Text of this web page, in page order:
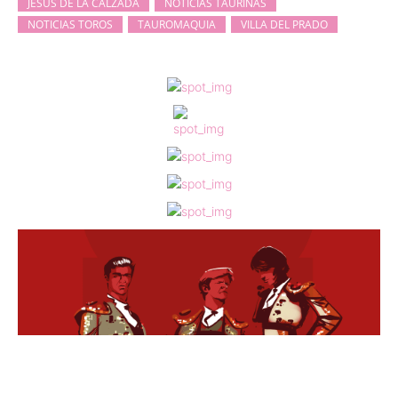
JESÚS DE LA CALZADA
NOTICIAS TAURINAS
NOTICIAS TOROS
TAUROMAQUIA VILLA DEL PRADO